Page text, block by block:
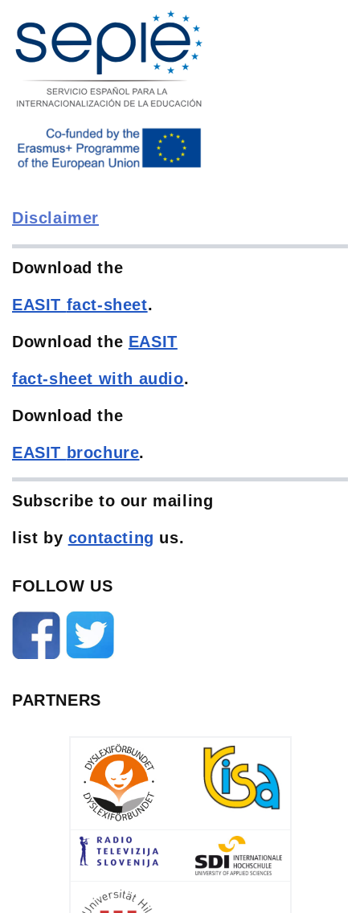
Disclaimer
Download the
EASIT fact-sheet.
Download the EASIT
fact-sheet with audio.
Download the
EASIT brochure.
Subscribe to our mailing
list by contacting us.
FOLLOW US
PARTNERS